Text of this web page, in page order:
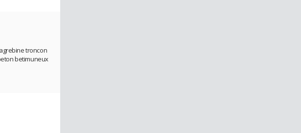
troncon
betimuneux